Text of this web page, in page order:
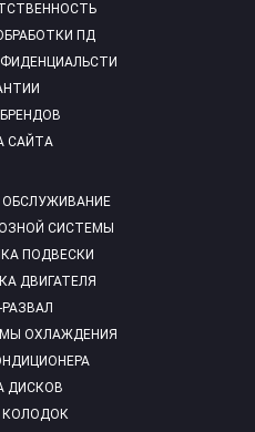
ОБСЛУЖИВАНИЕ
СИСТЕМЫ
ПОДВЕСКИ
ДВИГАТЕЛЯ
ОХЛАЖДЕНИЯ
ДИСКОВ
КОЛОДОК
ПД
САЙТА